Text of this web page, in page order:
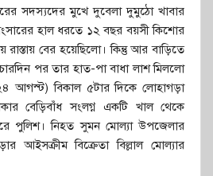
সদস্যদের মুখে দুবেলা দুমুঠো খাবার
হাল ধরতে ১২ বছর বয়সী কিশোর
রাস্তায় বের হয়েছিলো। কিন্তু আর বাড়িতে
পর তার হাত-পা বাধা লাশ মিললো
আগস্ট) বিকাল ৫টার দিকে লোহাগড়া
বেড়িবাঁধ সংলগ্ন একটি খাল থেকে
পুলিশ। নিহত সুমন মোল্যা উপজেলার
আইসক্রীম বিক্রেতা বিল্লাল মোল্যার